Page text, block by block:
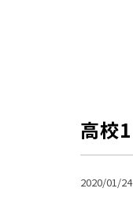
高校
2020/01/24